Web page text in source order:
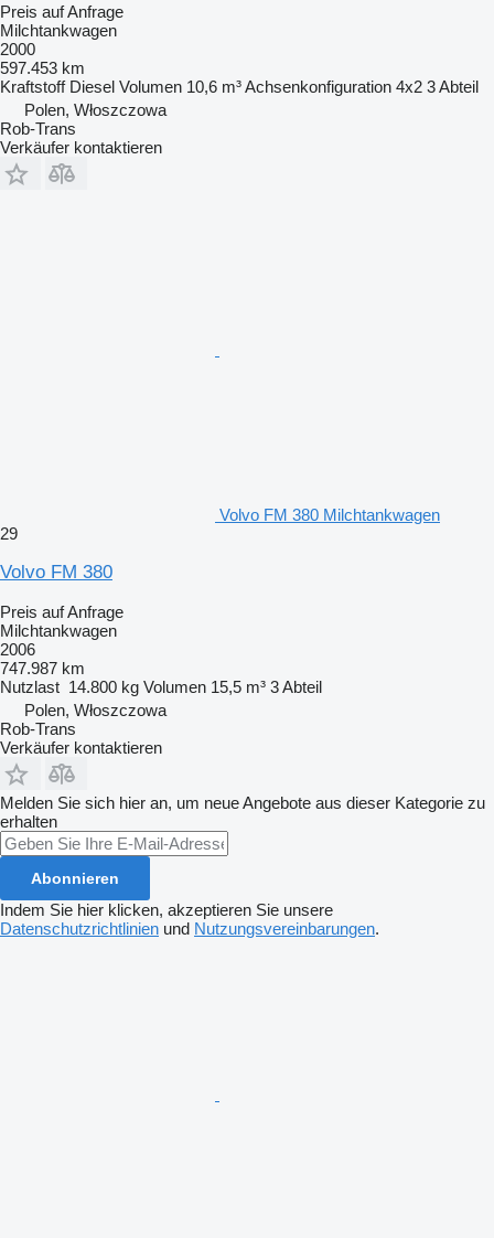
Preis auf Anfrage
Milchtankwagen
2000
597.453 km
Kraftstoff Diesel Volumen 10,6 m³Achsenkonfiguration 4x2 3 Abteil
Polen, Włoszczowa
Rob-Trans
Verkäufer kontaktieren
Volvo FM 380 Milchtankwagen
29
Volvo FM 380
Preis auf Anfrage
Milchtankwagen
2006
747.987 km
Nutzlast 14.800 kg Volumen 15,5 m³ 3 Abteil
Polen, Włoszczowa
Rob-Trans
Verkäufer kontaktieren
Melden Sie sich hier an, um neue Angebote aus dieser Kategorie zu
erhalten
Abonnieren
Indem Sie hier klicken, akzeptieren Sie unsere
Datenschutzrichtlinien und Nutzungsvereinbarungen.